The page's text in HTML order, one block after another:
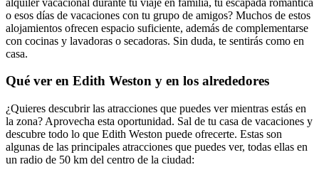
o esos días de vacaciones con tu grupo de amigos? Muchos de estos
alojamientos ofrecen espacio suficiente, además de complementarse
con cocinas y lavadoras o secadoras. Sin duda, te sentirás como en
casa.
Qué ver en Edith Weston y en los alrededores
¿Quieres descubrir las atracciones que puedes ver mientras estás en
la zona? Aprovecha esta oportunidad. Sal de tu casa de vacaciones y
descubre todo lo que Edith Weston puede ofrecerte. Estas son
algunas de las principales atracciones que puedes ver, todas ellas en
un radio de 50 km del centro de la ciudad: